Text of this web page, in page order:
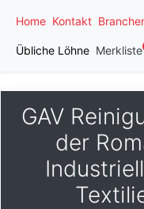
Home Kontakt
Übliche Löhne Merkliste
GAV
der